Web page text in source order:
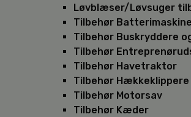
Løvblæser/Løvsuger
Tilbehør
Tilbehør Buskryddere
Tilbehør
Tilbehør Havetraktor
Tilbehør Hækkeklippere
Tilbehør Motorsav
Tilbehør Kæder